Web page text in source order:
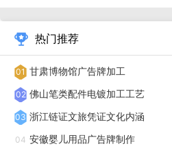
硅素源产品是经过特殊工艺（
主要成分是硅、氮和镁，材质坚
个特点：1.味道甜美：相比酸性水
感，口感更佳。2.去除异味：碱性
味，使水更加清新。3.促进消化：
液的分泌，有助于消化过程。4.酸
热门推荐
01 甘肃博物馆广告牌加工
02 佛山笔类配件电镀加工工艺
03 浙江链证文旅凭证文化内涵
04 安徽婴儿用品广告牌制作